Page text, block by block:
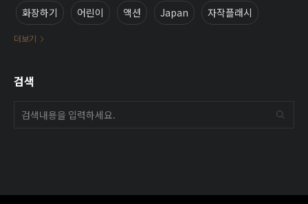
화장하기 어린이 액션 Japan 자작플래시
더보기
검색